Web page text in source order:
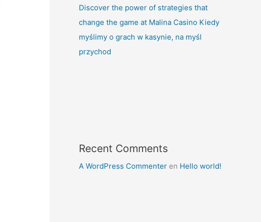
Discover the power of strategies that
change the game at Malina Casino Kiedy
myślimy o grach w kasynie, na myśl
przychod
Recent Comments
A WordPress Commenter en Hello world!